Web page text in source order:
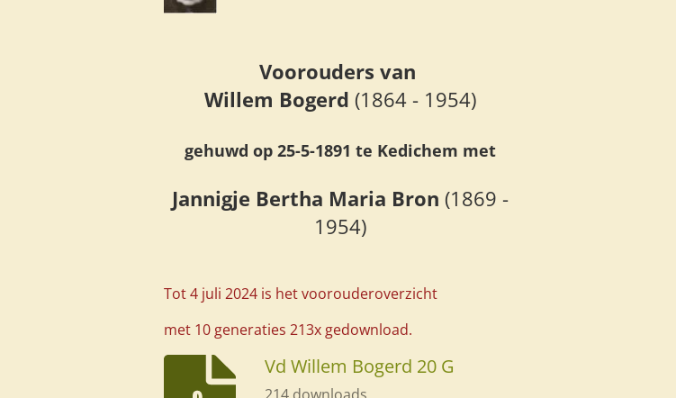
Voorouders van
Willem Bogerd (1864 - 1954)
gehuwd op 25-5-1891 te Kedichem met
Jannigje Bertha Maria Bron (1869 -
1954)
Tot 4 juli 2024 is het voorouderoverzicht
met 10 generaties 213x gedownload.
Vd Willem Bogerd 20 G